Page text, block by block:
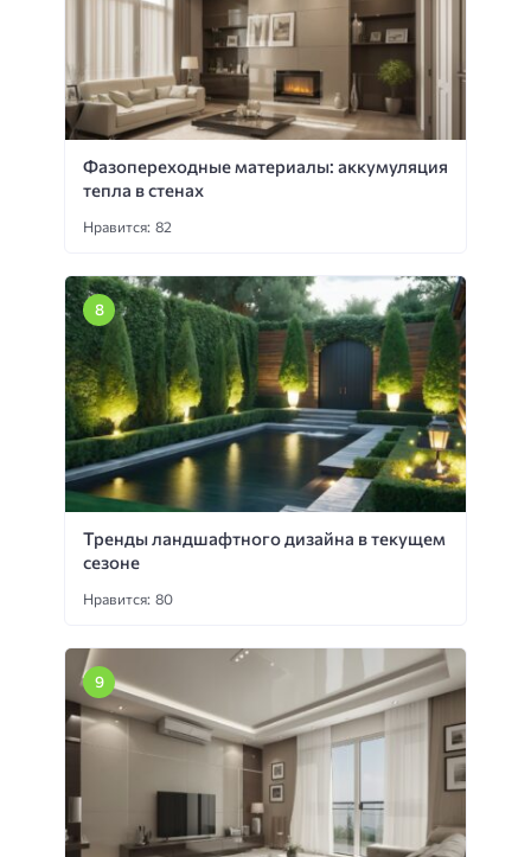
Фазопереходные материалы: аккумуляция
тепла в стенах
Нравится: 82
Тренды ландшафтного дизайна в текущем
сезоне
Нравится: 80